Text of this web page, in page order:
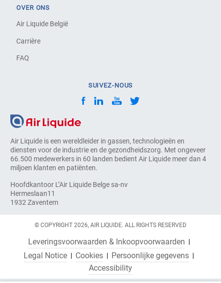
Air Liquide is een wereldleider in gassen, technologieën en
diensten voor de industrie en de gezondheidszorg. Met ongeveer
66.500 medewerkers in 60 landen bedient Air Liquide meer dan 4
miljoen klanten en patiënten.
Hoofdkantoor L’Air Liquide Belge sa-nv
Hermeslaan11
1932 Zaventem
OVER ONS
Air Liquide België
Carrière
FAQ
SUIVEZ-NOUS
© COPYRIGHT 2026, AIR LIQUIDE. ALL RIGHTS RESERVED
Leveringsvoorwaarden & Inkoopvoorwaarden
Legal Notice
Cookies
Persoonlijke gegevens
Accessibility